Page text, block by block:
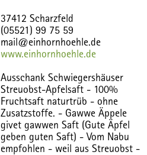
37412 Scharzfeld
(05521) 99 75 59
mail@einhornhoehle.de
www.einhornhoehle.de
Ausschank Schwiegershäuser
Streuobst-Apfelsaft - 100%
Fruchtsaft naturtrüb - ohne
Zusatzstoffe. - Gawwe Äppele
givet gawwen Saft (Gute Äpfel
geben guten Saft) - Vom Nabu
empfohlen - weil aus Streuobst -